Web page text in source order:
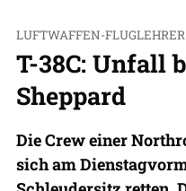
LUFTWAFFEN-FLUGLEHRER
T-38C: Unfall
Sheppard
Die Crew einer
sich am